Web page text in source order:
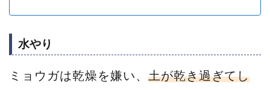
水やり
ミョウガは乾燥を嫌い、 土が乾き過ぎてし